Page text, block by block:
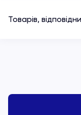
Товарів,